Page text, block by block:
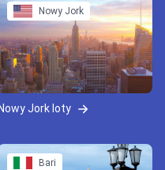
Nowy Jork
Nowy Jork loty
Bari